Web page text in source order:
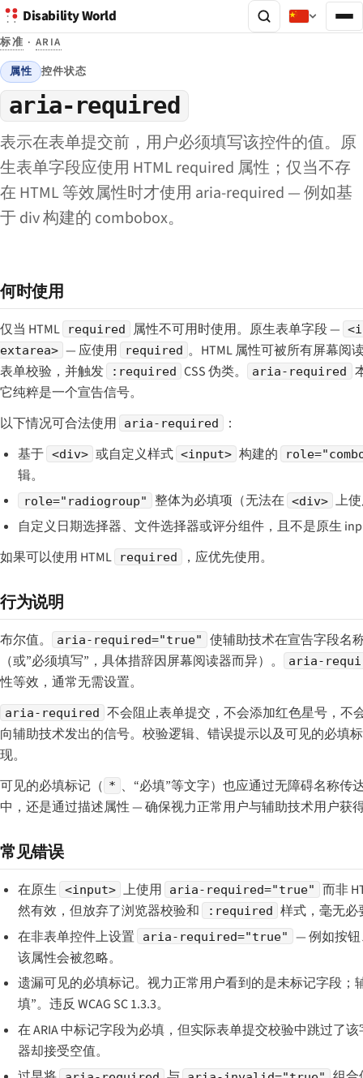
Disability World
标准 · ARIA
属性 控件状态
aria-required
表示在表单提交前，用户必须填写该控件的值。原
生表单字段应使用 HTML required 属性；仅当不存
在 HTML 等效属性时才使用 aria-required — 例如基
于 div 构建的 combobox。
何时使用
仅当 HTML required 属性不可用时使用。原生表单字段 —
extarea> — 应使用 required 。HTML 属性可被所有屏幕阅
表单校验，并触发
:required CSS 伪类。 aria-required
它纯粹是一个宣告信号。
以下情况可合法使用
aria-required
：
基于 <div> 或自定义样式 <input> 构建的
辑。
role="radiogroup" 整体为必填项（无法在 <div> 上
自定义日期选择器、文件选择器或评分组件，且不是原生
如果可以使用 HTML
required ，应优先使用。
行为说明
布尔值。 aria-required="true"
使辅助技术在宣告字段名
（或”必须填写”，具体措辞因屏幕阅读器而异）。
aria-
性等效，通常无需设置。
aria-required 不会阻止表单提交，不会添加红色星号，不
向辅助技术发出的信号。校验逻辑、错误提示以及可见的必填
现。
可见的必填标记（ * 、“必填”等文字）也应通过无障碍名称传
中，还是通过描述属性 — 确保视力正常用户与辅助技术用户获
常见错误
在原生 <input> 上使用 aria-required="true"
而非
然有效，但放弃了浏览器校验和
:required 样式，毫无必
在非表单控件上设置
aria-required="true"
— 例如按钮
该属性会被忽略。
遗漏可见的必填标记。视力正常用户看到的是未标记字段；
填”。违反 WCAG SC 1.3.3。
在 ARIA 中标记字段为必填，但实际表单提交校验中跳过了
器却接受空值。